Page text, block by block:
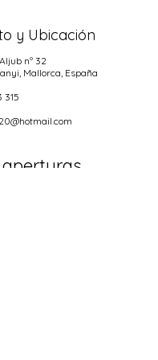
y Ubicación
nº 32
, Mallorca, España
315